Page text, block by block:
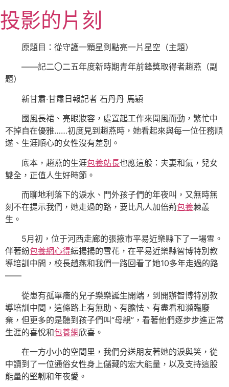
至
主
投影的片刻
原題目：從守護一顆星到點亮一片星空（主題）
——記二〇二五年度新時期青年前鋒獎取得者趙燕（副
題）
新甘肅·甘肅日報記者 石丹丹 馬穎
國風長裙、亮眼妝容，處置起工作來聞風而動，繁忙中
不掉自在優雅……初度見到趙燕時，她看起來與每一位任務順
遂、生涯順心的女性沒有差別。
底本，趙燕的生涯包養站長也應這般：夫妻和氣，兒女
雙全，正值人生好時節。
而聊地利落下的淚水、門外孩子們的年夜叫，又無時無
刻不在提示我們，她走過的路，要比凡人加倍荊包養棘叢
生。
5月初，位于河西走廊的張掖市平易近樂縣下了一場雪。
伴著紛包養網心得紜揚揚的雪花，在平易近樂縣智博特別教
導培訓中間，校長趙燕和我們一路回看了她10多年走過的路
——
從患有孤單癥的兒子樂樂誕生開端，到開辦智博特別教
導培訓中間，這條路上有無助、有膽怯、有盡看和瀕臨廢
棄，但更多的是聽到孩子們叫“母親”，看著他們逐步步進正常
生涯的喜悅和包養網欣喜。
在一方小小的空間里，我們分送朋友著她的淚與笑，從
中讀到了一位通俗女性身上儲藏的宏大能量，以及支持這股
能量的堅韌和年夜愛。